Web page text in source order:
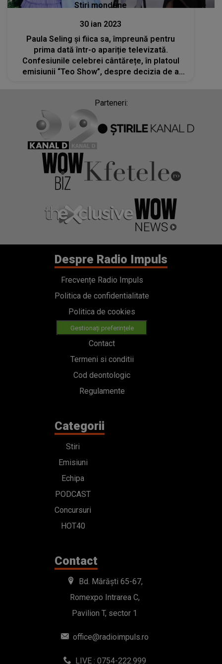
Stiri mondene
30 ian 2023
Paula Seling și fiica sa, împreună pentru
prima dată într-o apariție televizată.
Confesiunile celebrei cântărețe, în platoul
emisiunii “Teo Show”, despre decizia de a
Parteneri:
Despre Radio Impuls
Frecvențe Radio Impuls
Politica de confidentialitate
Politica de cookies
Gestionați preferințele
Contact
Termeni si conditii
Cod deontologic
Regulamente
Categorii
Stiri
Emisiuni
Echipa
PODCAST
Concursuri
HOT40
Contact
Bd. Mărăști 65-67,
Romexpo Intrarea C,
Pavilion T, sector 1
office@radioimpuls.ro
LIVE : 0754-222.999